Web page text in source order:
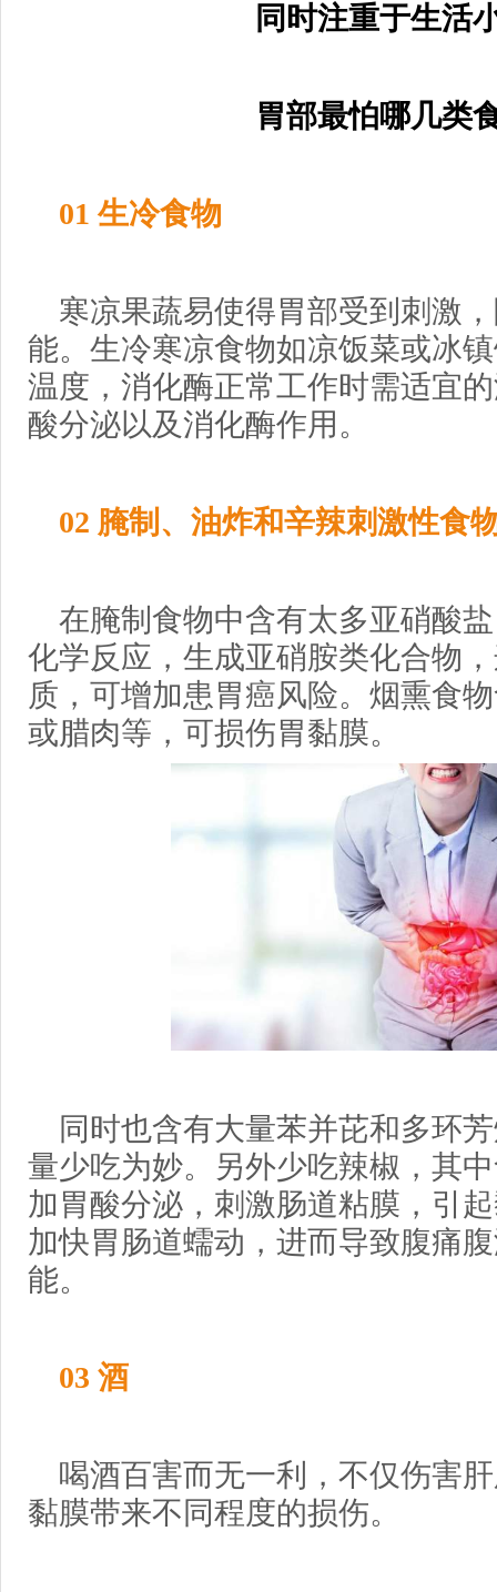
同时注重于生活
胃部最怕哪几类
01 生冷食物
寒凉果蔬易使得胃部受到刺激
能。生冷寒凉食物如凉饭菜或冰
温度，消化酶正常工作时需适宜
酸分泌以及消化酶作用。
02 腌制、油炸和辛辣刺激性食
在腌制食物中含有太多亚硝酸
化学反应，生成亚硝胺类化合物
质，可增加患胃癌风险。烟熏食
或腊肉等，可损伤胃黏膜。
同时也含有大量苯并芘和多环
量少吃为妙。另外少吃辣椒，其
加胃酸分泌，刺激肠道粘膜，引
加快胃肠道蠕动，进而导致腹痛
能。
03 酒
喝酒百害而无一利，不仅伤害
黏膜带来不同程度的损伤。